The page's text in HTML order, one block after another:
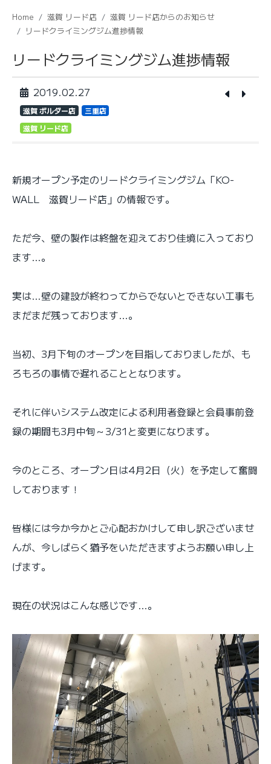
Home 滋賀 リード店
滋賀 リード店からのお知らせ
リードクライミングジム進捗情報
リードクライミングジム進捗情報
2019.02.27
滋賀 ボルダー店
三重店
滋賀 リード店
新規オープン予定のリードクライミングジム「KO-
WALL 滋賀リード店」の情報です。
ただ今、壁の製作は終盤を迎えており佳境に入っており
ます…。
実は…壁の建設が終わってからでないとできない工事も
まだまだ残っております…。
当初、3月下旬のオープンを目指しておりましたが、も
ろもろの事情で遅れることとなります。
それに伴いシステム改定による利用者登録と会員事前登
録の期間も3月中旬～3/31と変更になります。
今のところ、オープン日は4月2日（火）を予定して奮闘
しております！
皆様には今か今かとご心配おかけして申し訳ございませ
んが、今しばらく猶予をいただきますようお願い申し上
げます。
現在の状況はこんな感じです…。